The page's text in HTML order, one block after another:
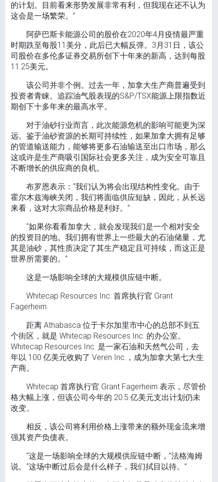
的计划。目前看来形势发展非常有利，但我现在还不认为
这会是一场繁荣。”
阿萨巴斯卡能源公司的股价在2020年4月疫情最严重
时期跌至每股11美分，此后已大幅反弹。3月31日，该公
司股价在多伦多证券交易所创下十年来的新高，达到每股
11.25美元。
该公司并非个例。过去一年，加拿大生产商普遍受到
投资者青睐。追踪油气股表现的S&P/TSX能源上限指数近
期创下十多年来的最高水平。
对于油砂行业而言，此次能源危机的影响可能更为深
远。鉴于油砂资源的长期可持续性，如果加拿大拥有足够
的管道输送能力，能够将更多石油输送至出口市场，那么
这或许是生产商吸引国际社会更多关注，成为安全可靠且
不断增长的供应商的良机。
布罗恩表示：“我们认为将会出现结构性变化。由于
霍尔木兹海峡关闭，我们将面临供应短缺，因此，从长远
来看，这对大宗商品价格是利好。”
“如果你看看加拿大，就会发现我们是一个相对安全
的投资目的地。我们拥有世界上一些最大的石油储量，尤
其是油砂，其性质决定了其生产稳定且可持续，而这正是
世界所需要的。”
这是一场影响全球的大规模供应链中断。
Whitecap Resources Inc. 首席执行官 Grant
Fagerheim
距离 Athabasca 位于卡尔加里市中心的总部不到五
个街区，就是 Whitecap Resources Inc. 的办公室。
Whitecap Resources Inc. 是一家石油和天然气公司，去
年以 100 亿美元收购了 Veren Inc.，成为加拿大第七大生
产商。
Whitecap 首席执行官 Grant Fagerheim 表示，尽管价
格大幅上涨，但该公司今年的 20.5 亿美元支出计划仍未
改变。
相反，该公司将利用价格上涨带来的额外现金流来增
强其资产负债表。
“这是一场影响全球的大规模供应链中断，”法格海姆
说。“这场中断过后会是什么样子，我们拭目以待。”